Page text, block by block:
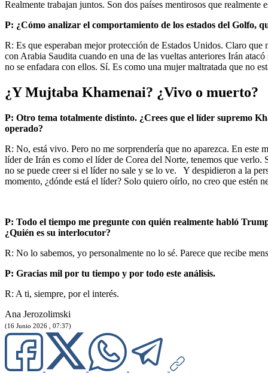
Realmente trabajan juntos. Son dos países mentirosos que realmente
P: ¿Cómo analizar el comportamiento de los estados del Golfo,
R: Es que esperaban mejor protección de Estados Unidos. Claro
con Arabia Saudita cuando en una de las vueltas anteriores Irán
no se enfadara con ellos. Sí. Es como una mujer maltratada que no
¿Y Mujtaba Khamenai? ¿Vivo o muerto?
P: Otro tema totalmente distinto. ¿Crees que el líder supremo
operado?
R: No, está vivo. Pero no me sorprendería que no aparezca. En este
líder de Irán es como el líder de Corea del Norte, tenemos que verlo.
no se puede creer si el líder no sale y se lo ve. Y despidieron a la
momento, ¿dónde está el líder? Solo quiero oírlo, no creo que estén
P: Todo el tiempo me pregunte con quién realmente habló
¿Quién es su interlocutor?
R: No lo sabemos, yo personalmente no lo sé. Parece que recibe
P: Gracias mil por tu tiempo y por todo este análisis.
R: A ti, siempre, por el interés.
Ana Jerozolimski
(16 Junio 2026 , 07:37)